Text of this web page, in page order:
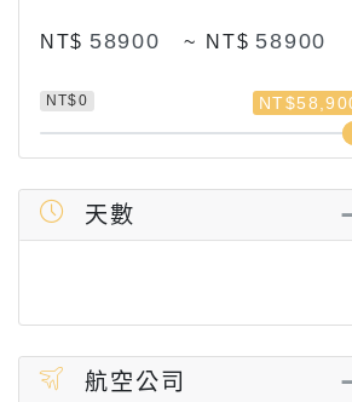
NT$ ~ NT$
NT$0
天數
航空公司